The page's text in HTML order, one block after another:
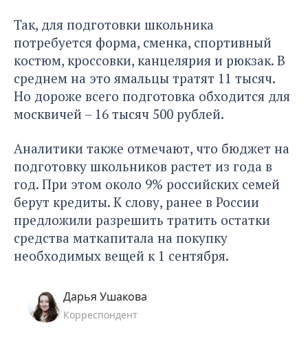
Так, для подготовки школьника
потребуется форма, сменка, спортивный
костюм, кроссовки, канцелярия и рюкзак. В
среднем на это ямальцы тратят 11 тысяч.
Но дороже всего подготовка обходится для
москвичей – 16 тысяч 500 рублей.
Аналитики также отмечают, что бюджет на
подготовку школьников растет из года в
год. При этом около 9% российских семей
берут кредиты. К слову, ранее в России
предложили разрешить тратить остатки
средства маткапитала на покупку
необходимых вещей к 1 сентября.
Дарья Ушакова
Корреспондент